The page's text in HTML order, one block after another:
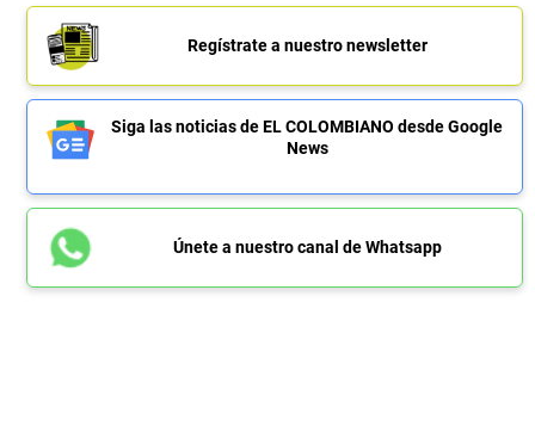
Regístrate a nuestro newsletter
Siga las noticias de EL COLOMBIANO desde Google
News
Únete a nuestro canal de Whatsapp